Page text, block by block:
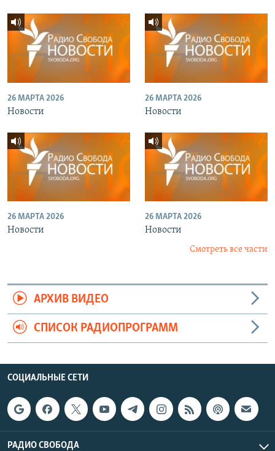
26 МАРТА 2026
Новости
26 МАРТА 2026
Новости
26 МАРТА 2026
Новости
26 МАРТА 2026
Новости
Смотреть все части
АРХИВ ВИДЕО
СПИСОК РАДИОПРОГРАММ
СОЦИАЛЬНЫЕ СЕТИ
РАДИО СВОБОДА